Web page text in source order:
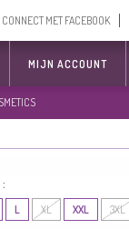
CONNECT MET FACEBOOK
MIJN ACCOUNT
L XL XXL 3XL